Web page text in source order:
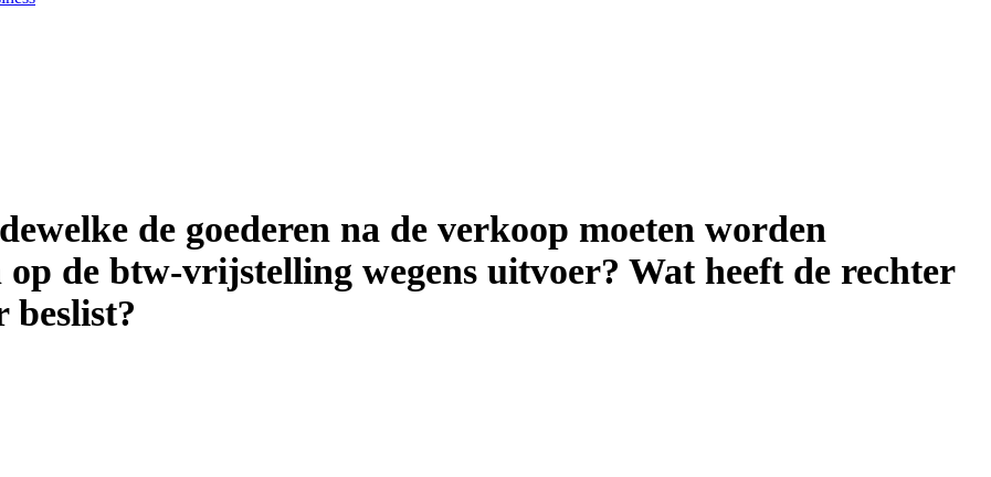
de goederen na de verkoop moeten worden
de btw-vrijstelling wegens uitvoer? Wat heeft de rechter
beslist?